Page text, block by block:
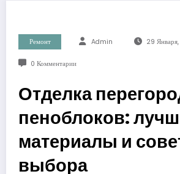
Ремонт Admin 29
0 Комментарии
Отделка
пеноблоков:
материалы и
выбора